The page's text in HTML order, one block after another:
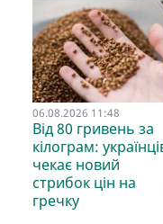
06.08.2026 11:48
Від 80 гривень за
кілограм:
чекає новий
стрибок цін на
гречку